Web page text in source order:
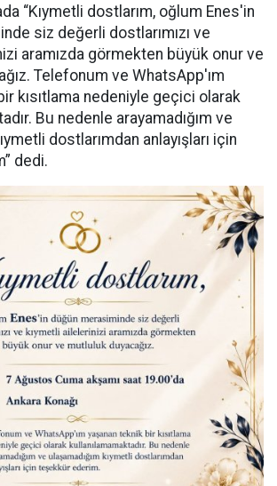
“Kıymetli dostlarım, oğlum Enes'in
siz değerli dostlarımızı ve
aramızda görmekten büyük onur ve
Telefonum ve WhatsApp'ım
kısıtlama nedeniyle geçici olarak
Bu nedenle arayamadığım ve
dostlarımdan anlayışları için
dedi.